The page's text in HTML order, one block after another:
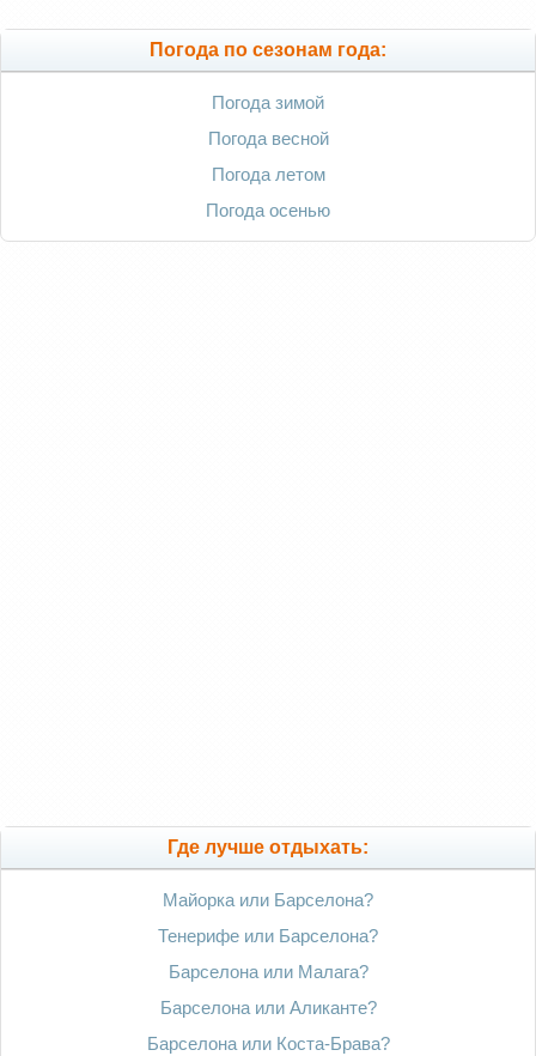
Погода по сезонам года:
Погода зимой
Погода весной
Погода летом
Погода осенью
Где лучше отдыхать:
Майорка или Барселона?
Тенерифе или Барселона?
Барселона или Малага?
Барселона или Аликанте?
Барселона или Коста-Брава?